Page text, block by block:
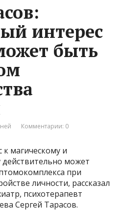
интерес
быть
Комментарии: 0
магическому и
действительно может
при
личности, рассказал
психотерапевт
Сергей Тарасов.